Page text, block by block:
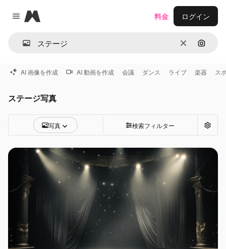
Close menu
Magnific
消去 画像で
料金 ログイン
AI 画像を作成 AI 動画を作成 会議 ダンス ライブ 楽器 ス
ステージ写真
写真 検索フィルター